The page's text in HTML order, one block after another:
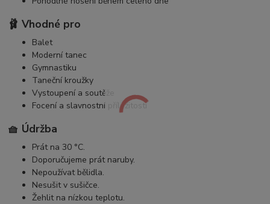
🩰 Vhodné pro
Balet
Moderní tanec
Gymnastiku
Taneční kroužky
Vystoupení a soutěže
Focení a slavnostní příležitosti
🧺 Údržba
Prát na 30 °C.
Doporučujeme prát naruby.
Nepoužívat bělidla.
Nesušit v sušičce.
Žehlit na nízkou teplotu.